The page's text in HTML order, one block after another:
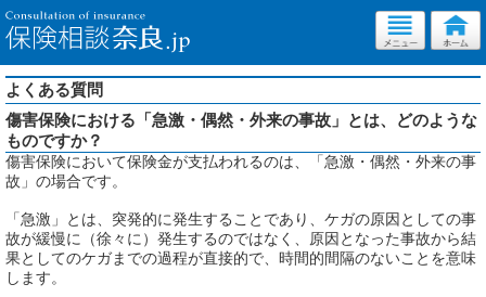
よくある質問
傷害保険における「急激・偶然・外来の事故」とは、どのような
ものですか？
傷害保険において保険金が支払われるのは、「急激・偶然・外来の事
故」の場合です。
「急激」とは、突発的に発生することであり、ケガの原因としての事
故が緩慢に（徐々に）発生するのではなく、原因となった事故から結
果としてのケガまでの過程が直接的で、時間的間隔のないことを意味
します。